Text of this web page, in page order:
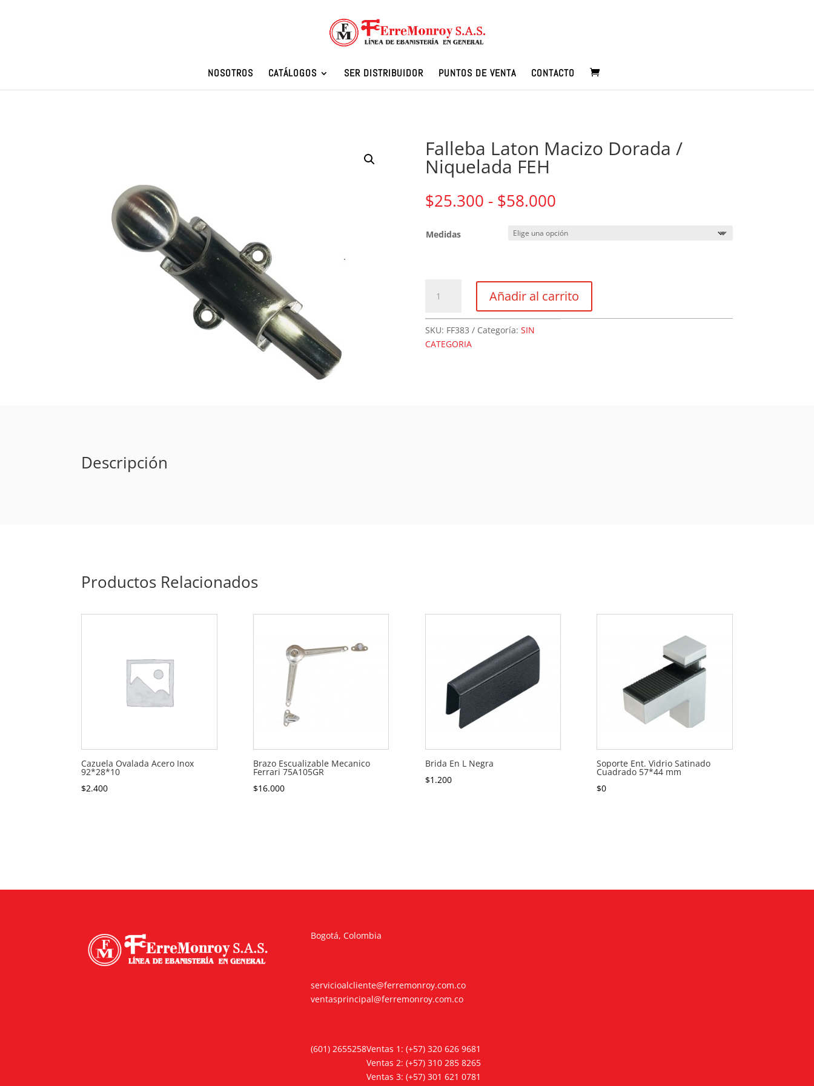
NOSOTROS CATÁLOGOS SER DISTRIBUIDOR PUNTOS DE VENTA CONTACTO
Falleba Laton Macizo Dorada /
Niquelada FEH
$25.300 - $58.000Rango
precios:
desde
$58.000
Medidas
Laton
Dorada
/
Añadir al carrito
SKU: FF383 Categoría: SIN
CATEGORIA
Descripción
Productos Relacionados
Cazuela Ovalada Acero Inox
92*28*10
$2.400
Brazo Escualizable Mecanico
Ferrari 75A105GR
$16.000
Brida En L Negra
$1.200
Soporte Ent. Vidrio Satinado
Cuadrado 57*44 mm
$0
Bogotá, Colombia
servicioalcliente@ferremonroy.com.co
ventasprincipal@ferremonroy.com.co
(601) 2655258Ventas 1: (+57) 320 626 9681
Ventas 2: (+57) 310 285 8265
Ventas 3: (+57) 301 621 0781